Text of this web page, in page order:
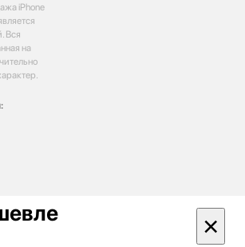
iPhone
Вся
на
×